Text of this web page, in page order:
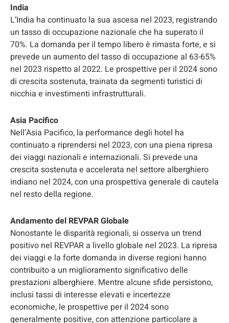
India
L’India ha continuato la sua ascesa nel 2023, registrando
un tasso di occupazione nazionale che ha superato il
70%. La domanda per il tempo libero è rimasta forte, e si
prevede un aumento del tasso di occupazione al 63-65%
nel 2023 rispetto al 2022. Le prospettive per il 2024 sono
di crescita sostenuta, trainata da segmenti turistici di
nicchia e investimenti infrastrutturali.
Asia Pacifico
Nell’Asia Pacifico, la performance degli hotel ha
continuato a riprendersi nel 2023, con una piena ripresa
dei viaggi nazionali e internazionali. Si prevede una
crescita sostenuta e accelerata nel settore alberghiero
indiano nel 2024, con una prospettiva generale di cautela
nel resto della regione.
Andamento del REVPAR Globale
Nonostante le disparità regionali, si osserva un trend
positivo nel REVPAR a livello globale nel 2023. La ripresa
dei viaggi e la forte domanda in diverse regioni hanno
contribuito a un miglioramento significativo delle
prestazioni alberghiere. Mentre alcune sfide persistono,
inclusi tassi di interesse elevati e incertezze
economiche, le prospettive per il 2024 sono
generalmente positive, con attenzione particolare a